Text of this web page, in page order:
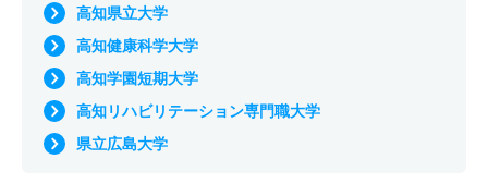
高知県立大学
高知健康科学大学
高知学園短期大学
高知リハビリテーション専門職大学
県立広島大学